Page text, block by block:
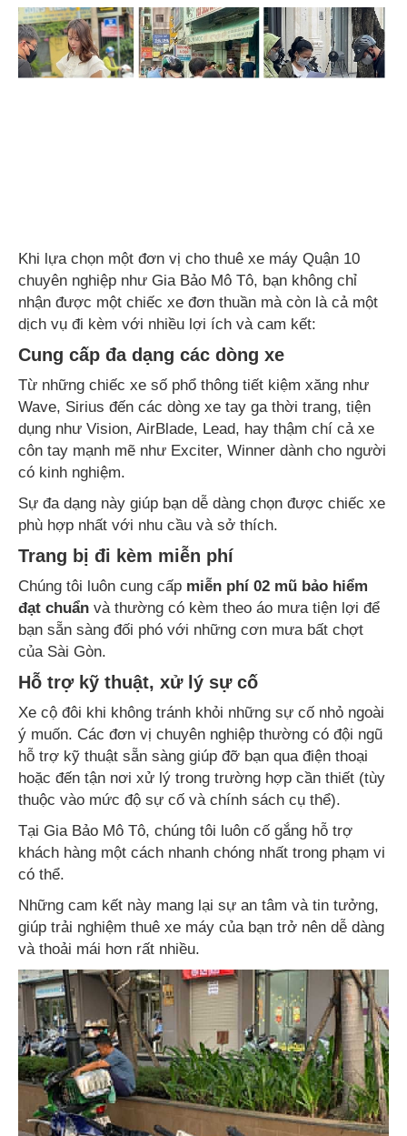
Khi lựa chọn một đơn vị cho thuê xe máy Quận 10
chuyên nghiệp như Gia Bảo Mô Tô, bạn không chỉ
nhận được một chiếc xe đơn thuần mà còn là cả một
dịch vụ đi kèm với nhiều lợi ích và cam kết:
Cung cấp đa dạng các dòng xe
Từ những chiếc xe số phổ thông tiết kiệm xăng như
Wave, Sirius đến các dòng xe tay ga thời trang, tiện
dụng như Vision, AirBlade, Lead, hay thậm chí cả xe
côn tay mạnh mẽ như Exciter, Winner dành cho người
có kinh nghiệm.
Sự đa dạng này giúp bạn dễ dàng chọn được chiếc xe
phù hợp nhất với nhu cầu và sở thích.
Trang bị đi kèm miễn phí
Chúng tôi luôn cung cấp miễn phí 02 mũ bảo hiểm
đạt chuẩn và thường có kèm theo áo mưa tiện lợi để
bạn sẵn sàng đối phó với những cơn mưa bất chợt
của Sài Gòn.
Hỗ trợ kỹ thuật, xử lý sự cố
Xe cộ đôi khi không tránh khỏi những sự cố nhỏ ngoài
ý muốn. Các đơn vị chuyên nghiệp thường có đội ngũ
hỗ trợ kỹ thuật sẵn sàng giúp đỡ bạn qua điện thoại
hoặc đến tận nơi xử lý trong trường hợp cần thiết (tùy
thuộc vào mức độ sự cố và chính sách cụ thể).
Tại Gia Bảo Mô Tô, chúng tôi luôn cố gắng hỗ trợ
khách hàng một cách nhanh chóng nhất trong phạm vi
có thể.
Những cam kết này mang lại sự an tâm và tin tưởng,
giúp trải nghiệm thuê xe máy của bạn trở nên dễ dàng
và thoải mái hơn rất nhiều.